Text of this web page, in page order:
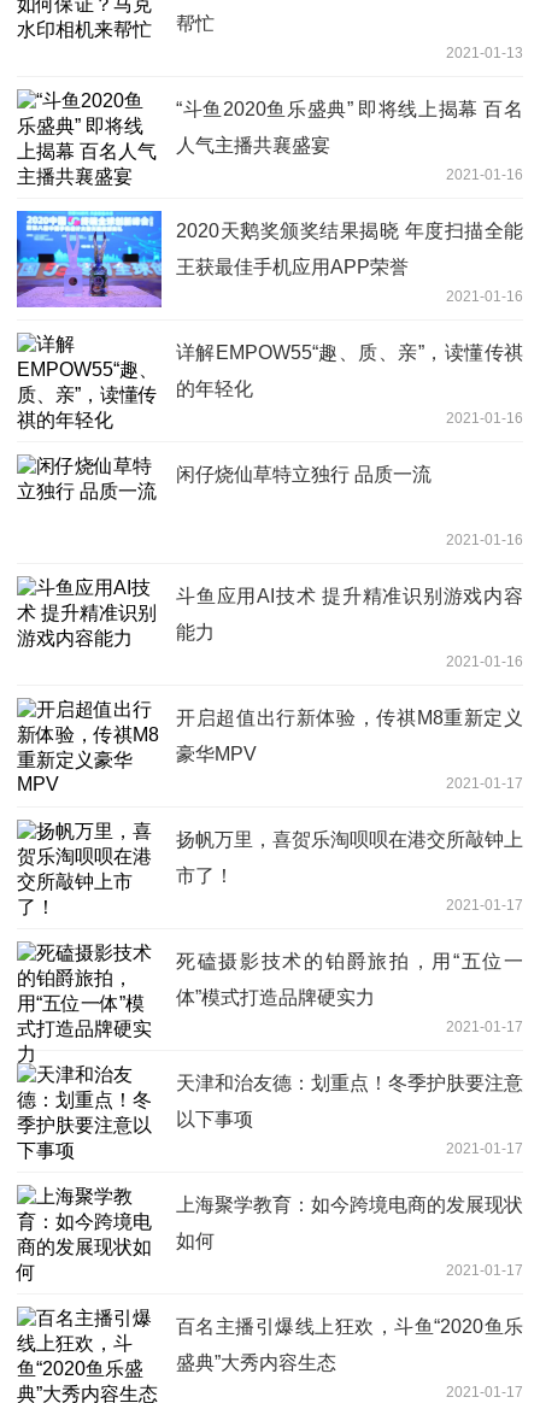
帮忙
2021-01-13
“斗鱼2020鱼乐盛典” 即将线上揭幕 百名
人气主播共襄盛宴
2021-01-16
2020天鹅奖颁奖结果揭晓 年度扫描全能
王获最佳手机应用APP荣誉
2021-01-16
详解EMPOW55“趣、质、亲”，读懂传祺
的年轻化
2021-01-16
闲仔烧仙草特立独行 品质一流
2021-01-16
斗鱼应用AI技术 提升精准识别游戏内容
能力
2021-01-16
开启超值出行新体验，传祺M8重新定义
豪华MPV
2021-01-17
扬帆万里，喜贺乐淘呗呗在港交所敲钟上
市了！
2021-01-17
死磕摄影技术的铂爵旅拍，用“五位一
体”模式打造品牌硬实力
2021-01-17
天津和治友德：划重点！冬季护肤要注意
以下事项
2021-01-17
上海聚学教育：如今跨境电商的发展现状
如何
2021-01-17
百名主播引爆线上狂欢，斗鱼“2020鱼乐
盛典”大秀内容生态
2021-01-17